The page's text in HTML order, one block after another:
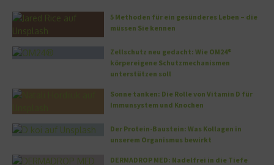
5 Methoden für ein gesünderes Leben – die
müssen Sie kennen
Zellschutz neu gedacht: Wie OM24®
körpereigene Schutzmechanismen
unterstützen soll
Sonne tanken: Die Rolle von Vitamin D für
Immunsystem und Knochen
Der Protein-Baustein: Was Kollagen in
unserem Organismus bewirkt
DERMADROP MED: Nadelfrei in die Tiefe